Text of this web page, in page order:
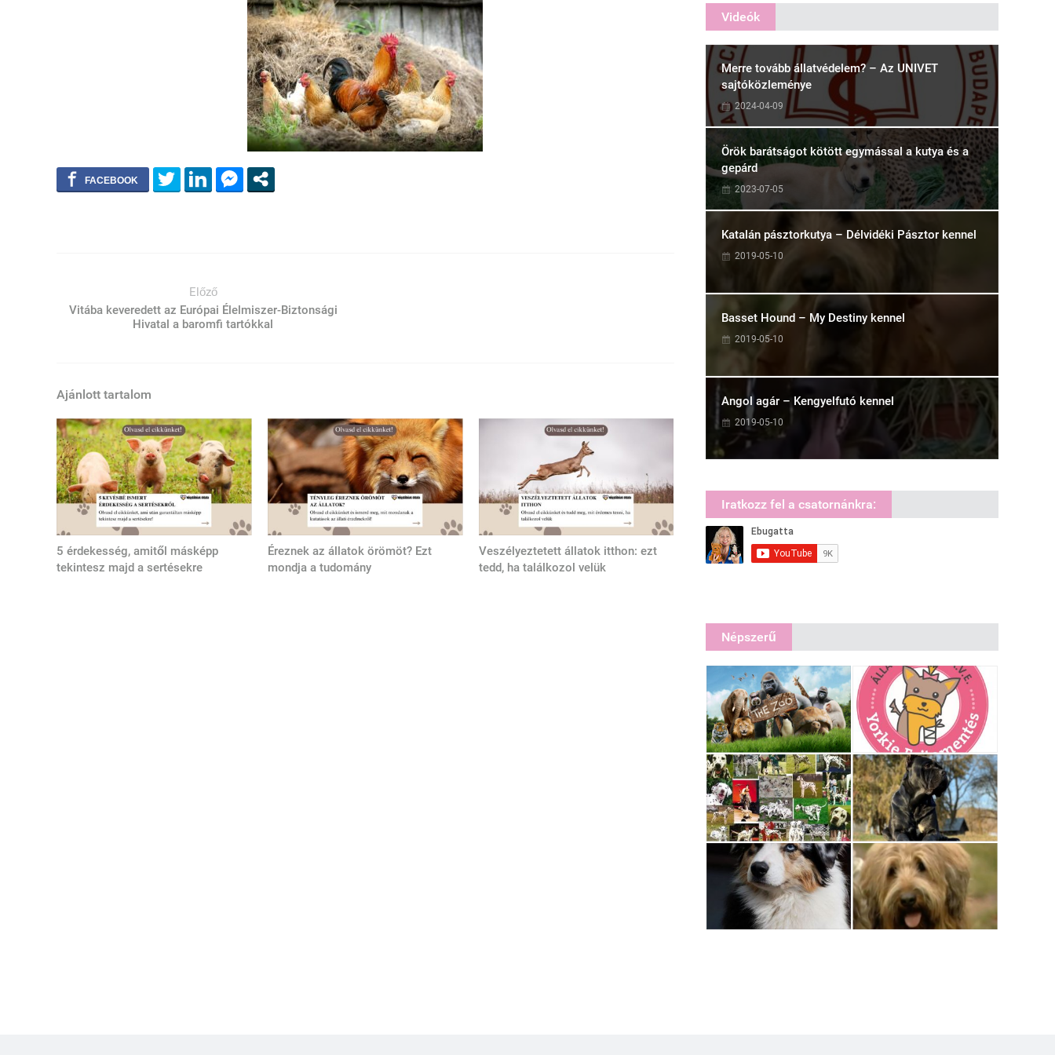
Előző
Vitába keveredett az Európai Élelmiszer-Biztonsági
Hivatal a baromfi tartókkal
Ajánlott tartalom
5 érdekesség, amitől másképp
tekintesz majd a sertésekre
Éreznek az állatok örömöt? Ezt
mondja a tudomány
Veszélyeztetett állatok itthon: ezt
tedd, ha találkozol velük
Videók
Merre tovább állatvédelem? – Az UNIVET
sajtóközleménye
2024-04-09
Örök barátságot kötött egymással a kutya és a
gepárd
2023-07-05
Katalán pásztorkutya – Délvidéki Pásztor kennel
2019-05-10
Basset Hound – My Destiny kennel
2019-05-10
Angol agár – Kengyelfutó kennel
2019-05-10
Iratkozz fel a csatornánkra:
Népszerű